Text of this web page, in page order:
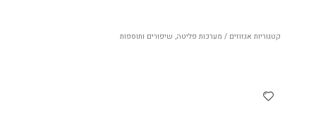
קטגוריות אגזוזים / מערכות פליטה, שיפורים ותוספות